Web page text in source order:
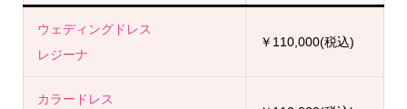
ウェディングドレス
レジーナ
￥110,000(税込)
カラードレス